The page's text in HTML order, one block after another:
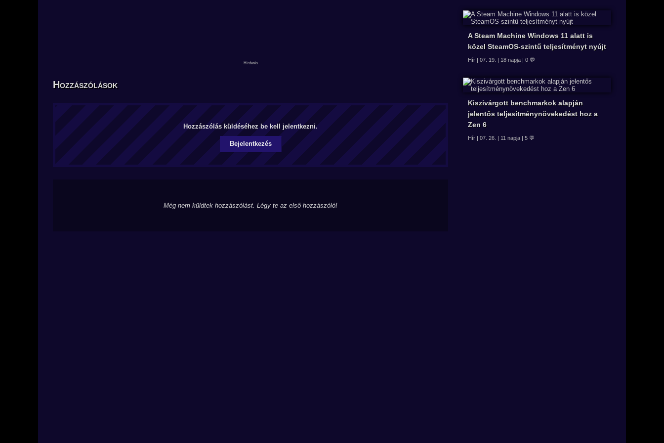
Hozzászólások
Hozzászólás küldéséhez be kell jelentkezni.
Bejelentkezés
Még nem küldtek hozzászólást. Légy te az első hozzászóló!
A Steam Machine Windows 11 alatt is
közel SteamOS-szintű teljesítményt nyújt
Hír | 07. 19. | 18 napja | 0 💬
Kiszivárgott benchmarkok alapján
jelentős teljesítménynövekedést hoz a
Zen 6
Hír | 07. 26. | 11 napja | 5 💬